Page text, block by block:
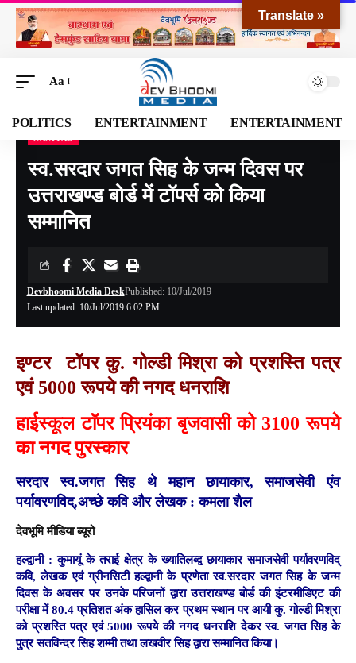
Aa
POLITICS ENTERTAINMENT ENTERTAINMENT
Devbhoomi Media>Blog>NATIONAL >UTTARAKHAND>NANITAL
स्व.सरदार जगत सिह के जन्म दिवस पर
उत्तराखण्ड बोर्ड में टॉपर्स को किया
सम्मानित
Last updated: 10/Jul/2019 6:02 PM
Devbhoomi Media DeskPublished: 10/Jul/2019
इण्टर टॉपर कु. गोल्डी मिश्रा को प्रशस्ति पत्र
एवं 5000 रूपये की नगद धनराशि
हाईस्कूल टाॅपर प्रियंका बृजवासी को 3100 रूपये
का नगद पुरस्कार
सरदार स्व.जगत सिह थे महान छायाकार, समाजसेवी एंव
पर्यावरणविद्,अच्छे कवि और लेखक:कमला शैल
देवभूमि मीडिया ब्यूरो
हल्द्वानी : कुमायूं के तराई क्षेत्र के ख्यातिलब्द्व छायाकार समाजसेवी पर्यावरणविद्
कवि, लेखक एवं ग्रीनसिटी हल्द्वानी के प्रणेता स्व.सरदार जगत सिह के जन्म
दिवस के अवसर पर उनके परिजनों द्वारा उत्तराखण्ड बोर्ड की इंटरमीडिएट की
परीक्षा में 80.4 प्रतिशत अंक हासिल कर प्रथम स्थान पर आयी कु. गोल्डी मिश्रा
को प्रशस्ति पत्र एवं 5000 रूपये की नगद धनराशि देकर स्व. जगत सिह के
पुत्र सतविन्दर सिह शम्मी तथा लखवीर सिह द्वारा सम्मानित किया।
Translate »